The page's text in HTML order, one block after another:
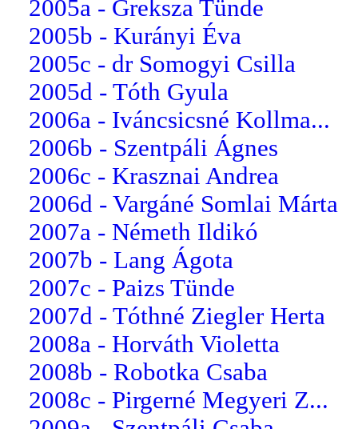
2005a - Greksza Tünde
2005b - Kurányi Éva
2005c - dr Somogyi Csilla
2005d - Tóth Gyula
2006a - Iváncsicsné Kollma...
2006b - Szentpáli Ágnes
2006c - Krasznai Andrea
2006d - Vargáné Somlai Márta
2007a - Németh Ildikó
2007b - Lang Ágota
2007c - Paizs Tünde
2007d - Tóthné Ziegler Herta
2008a - Horváth Violetta
2008b - Robotka Csaba
2008c - Pirgerné Megyeri Z...